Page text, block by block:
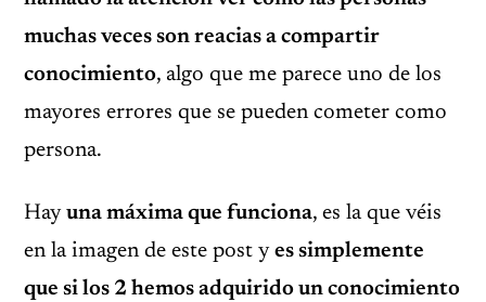
muchas veces son reacias a compartir
conocimiento, algo que me parece uno de los
mayores errores que se pueden cometer como
persona.
Hay una máxima que funciona, es la que véis
en la imagen de este post y es simplemente
que si los 2 hemos adquirido un conocimiento